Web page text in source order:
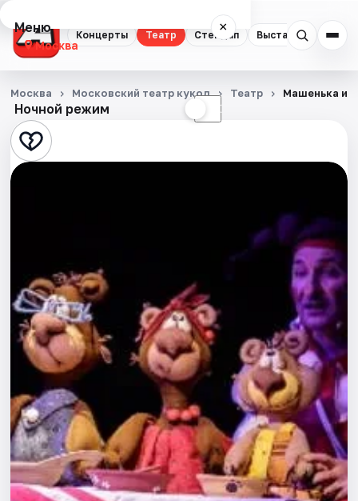
Концерты Театр Стендап Выставки
Меню ×
Москва
Концерты
Театр
Стендап
Экскурсии
Спорт
События
Города
Площадки
Артисты
Ночной режим ☾
Москва Московский театр кукол Театр Машенька и